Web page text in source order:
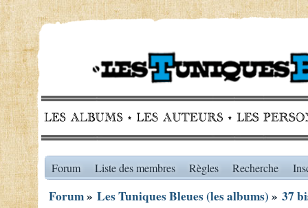
Forum Liste des membres Règles Recherche
Forum» Les Tuniques Bleues (les albums) » 37